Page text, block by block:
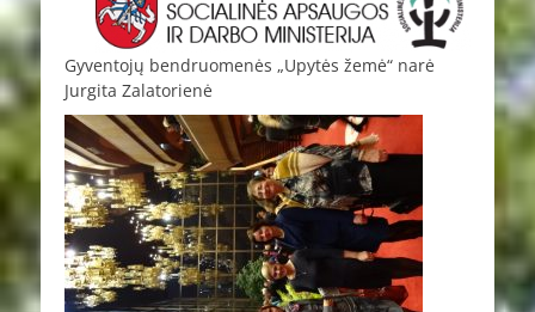
Gyventojų bendruomenės „Upytės žemė“ narė
Jurgita Zalatorienė